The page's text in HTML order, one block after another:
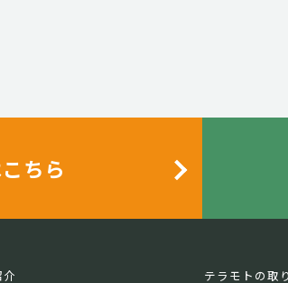
ちら
テラモトの取